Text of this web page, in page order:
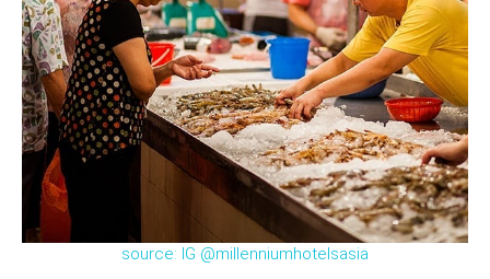
source: IG @millenniumhotelsasia